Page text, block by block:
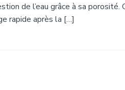
de l’eau grâce à sa
rapide après la […]